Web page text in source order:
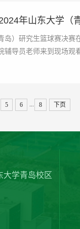
年山东大学（
岛）研究生篮球赛决赛
导员老师来到现场观
5 6 8 下页
大学青岛校区